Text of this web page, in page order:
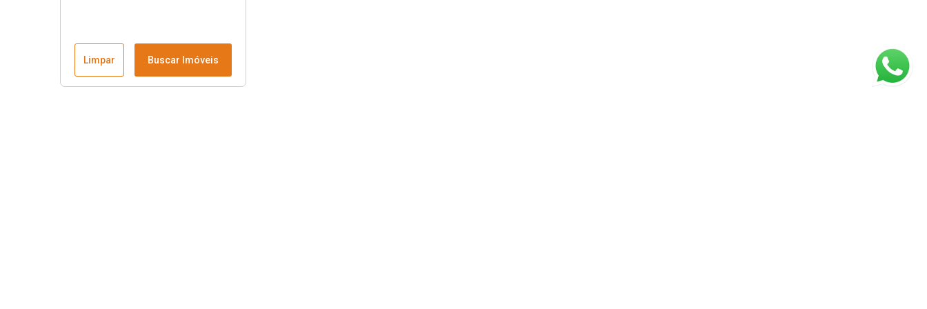
Limpar Buscar Imóveis